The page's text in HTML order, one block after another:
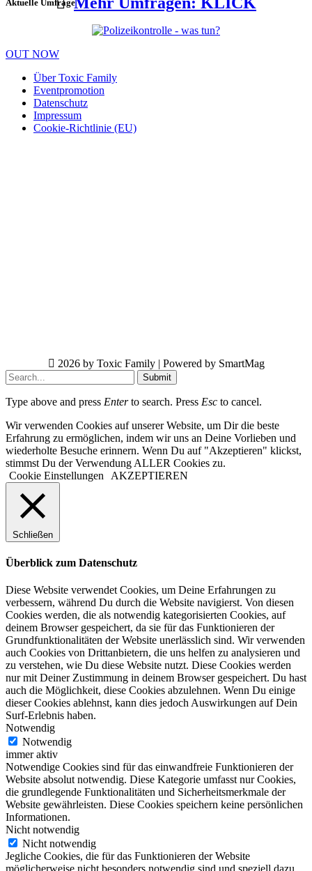
Aktuelle Umfrage
OUT NOW
Über Toxic Family
Eventpromotion
Datenschutz
Impressum
Cookie-Richtlinie (EU)
2026 by Toxic Family | Powered by SmartMag
Submit
Type above and press Enterto search. Press Esc to cancel.
Wir verwenden Cookies auf unserer Website, um Dir die beste
Erfahrung zu ermöglichen, indem wir uns an Deine Vorlieben und
wiederholte Besuche erinnern. Wenn Du auf "Akzeptieren" klickst,
stimmst Du der Verwendung ALLER Cookies zu.
Cookie Einstellungen
AKZEPTIEREN
Schließen
Überblick zum Datenschutz
Diese Website verwendet Cookies, um Deine Erfahrungen zu
verbessern, während Du durch die Website navigierst. Von diesen
Cookies werden, die als notwendig kategorisierten Cookies, auf
deinem Browser gespeichert, da sie für das Funktionieren der
Grundfunktionalitäten der Website unerlässlich sind. Wir verwenden
auch Cookies von Drittanbietern, die uns helfen zu analysieren und
zu verstehen, wie Du diese Website nutzt. Diese Cookies werden
nur mit Deiner Zustimmung in deinem Browser gespeichert. Du hast
auch die Möglichkeit, diese Cookies abzulehnen. Wenn Du einige
dieser Cookies ablehnst, kann dies jedoch Auswirkungen auf Dein
Surf-Erlebnis haben.
Notwendig
Notwendig
immer aktiv
Notwendige Cookies sind für das einwandfreie Funktionieren der
Website absolut notwendig. Diese Kategorie umfasst nur Cookies,
die grundlegende Funktionalitäten und Sicherheitsmerkmale der
Website gewährleisten. Diese Cookies speichern keine persönlichen
Informationen.
Nicht notwendig
Nicht notwendig
Jegliche Cookies, die für das Funktionieren der Website